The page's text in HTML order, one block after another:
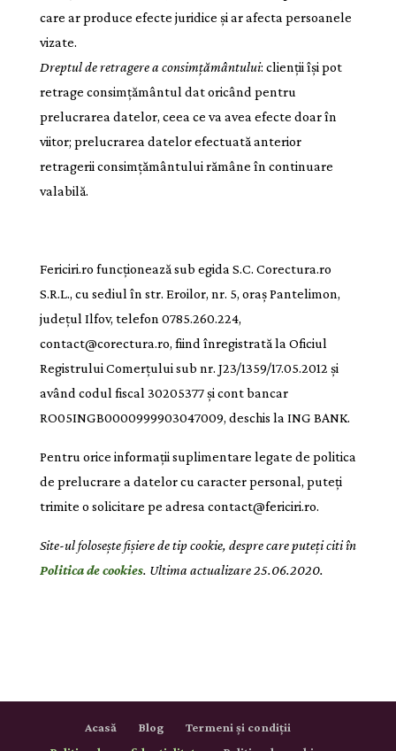
care ar produce efecte juridice și ar afecta persoanele
vizate.
Dreptul de retragere a consimțământului: clienții își pot
retrage consimțământul dat oricând pentru
prelucrarea datelor, ceea ce va avea efecte doar în
viitor; prelucrarea datelor efectuată anterior
retragerii consimțământului rămâne în continuare
valabilă.
Fericiri.ro funcționează sub egida S.C. Corectura.ro
S.R.L., cu sediul în str. Eroilor, nr. 5, oraș Pantelimon,
județul Ilfov, telefon 0785.260.224,
contact@corectura.ro, fiind înregistrată la Oficiul
Registrului Comerțului sub nr. J23/1359/17.05.2012 și
având codul fiscal 30205377 și cont bancar
RO05INGB0000999903047009, deschis la ING BANK.
Pentru orice informații suplimentare legate de politica
de prelucrare a datelor cu caracter personal, puteți
trimite o solicitare pe adresa contact@fericiri.ro.
Site-ul folosește fișiere de tip cookie, despre care puteți citi în
Politica de cookies. Ultima actualizare 25.06.2020.
Acasă Blog
Termeni și condiții